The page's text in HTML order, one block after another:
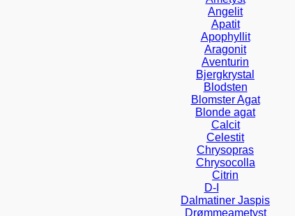
Angelit
Apatit
Apophyllit
Aragonit
Aventurin
Bjergkrystal
Blodsten
Blomster Agat
Blonde agat
Calcit
Celestit
Chrysopras
Chrysocolla
Citrin
D-I
Dalmatiner Jaspis
Drømmeametyst